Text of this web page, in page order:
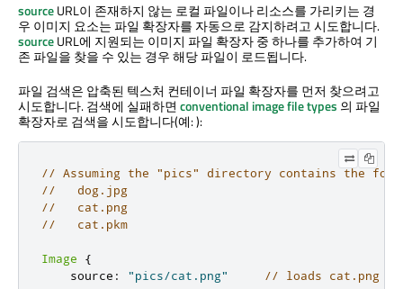
sourceURL이 존재하지 않는 로컬 파일이나 리소스를 가리키는 경
우 이미지 요소는 파일 확장자를 자동으로 감지하려고 시도합니다.
sourceURL에 지원되는 이미지 파일 확장자 중 하나를 추가하여 기
존 파일을 찾을 수 있는 경우 해당 파일이 로드됩니다.
파일 검색은 압축된 텍스처 컨테이너 파일 확장자를 먼저 찾으려고
시도합니다. 검색에 실패하면 conventional image file types 의 파일
확장자로 검색을 시도합니다(예: ):
// Assuming the "pics" directory contains the
//   dog.jpg
//   cat.png
//   cat.pkm
Image
{
    source
: "pics/cat.png"
// loads cat.png